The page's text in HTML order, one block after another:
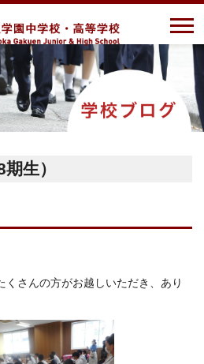
生）
くさんの方がお越しいただき、あり